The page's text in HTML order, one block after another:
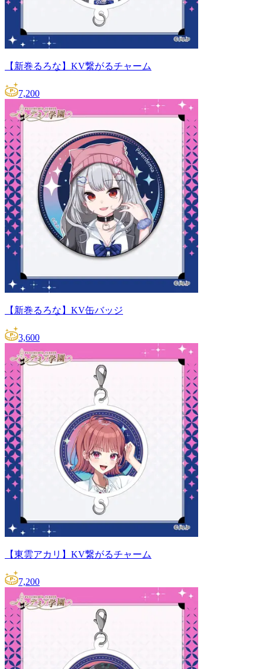
【新巻るろな】KV繋がるチャーム
7,200
【新巻るろな】KV缶バッジ
3,600
【東雲アカリ】KV繋がるチャーム
7,200